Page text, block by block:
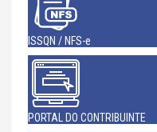
ISSQN / NFS-e
PORTAL DO CONTRIBUINTE